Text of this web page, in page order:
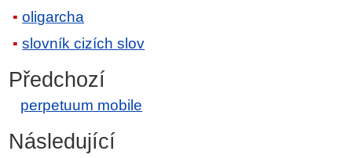
oligarcha
slovník cizích slov
Předchozí
perpetuum mobile
Následující